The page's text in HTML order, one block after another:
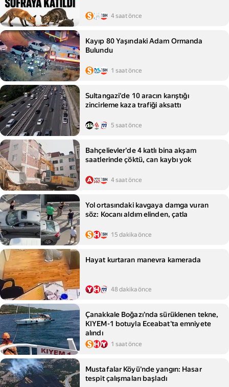
4 saat önce
Kayıp 80 Yaşındaki Adam Ormanda
Bulundu
1 saat önce
Sultangazi'de 10 aracın karıştığı
zincirleme kaza trafiği aksattı
5 saat önce
Bahçelievler'de 4 katlı bina akşam
saatlerinde çöktü, can kaybı yok
4 saat önce
Yol ortasındaki kavgaya damga vuran
söz: Kocanı aldım elinden, çatla
15 dakika önce
Hayat kurtaran manevra kamerada
48 dakika önce
Çanakkale Boğazı'nda sürüklenen tekne,
KIYEM-1 botuyla Eceabat'ta emniyete
alındı
1 saat önce
Mustafalar Köyü'nde yangın: Hasar
tespit çalışmaları başladı